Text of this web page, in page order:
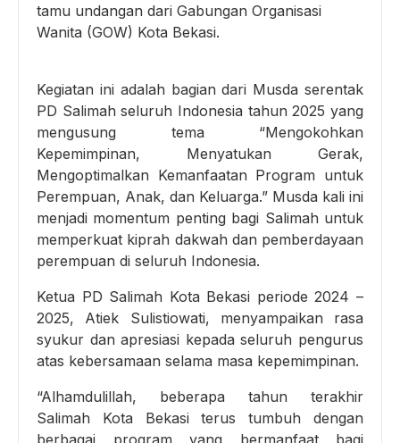
tamu undangan dari Gabungan Organisasi
Wanita (GOW) Kota Bekasi.
Kegiatan ini adalah bagian dari Musda serentak
PD Salimah seluruh Indonesia tahun 2025 yang
mengusung tema “Mengokohkan
Kepemimpinan, Menyatukan Gerak,
Mengoptimalkan Kemanfaatan Program untuk
Perempuan, Anak, dan Keluarga.” Musda kali ini
menjadi momentum penting bagi Salimah untuk
memperkuat kiprah dakwah dan pemberdayaan
perempuan di seluruh Indonesia.
Ketua PD Salimah Kota Bekasi periode 2024 –
2025, Atiek Sulistiowati, menyampaikan rasa
syukur dan apresiasi kepada seluruh pengurus
atas kebersamaan selama masa kepemimpinan.
“Alhamdulillah, beberapa tahun terakhir
Salimah Kota Bekasi terus tumbuh dengan
berbagai program yang bermanfaat bagi